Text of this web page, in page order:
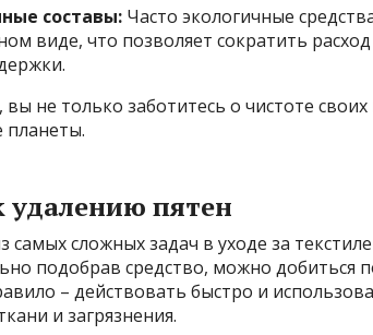
составы: Часто экологичные
виде, что позволяет сократить
вы не только заботитесь о чистоте
планеты.
пятен
самых сложных задач в уходе за
подобрав средство, можно добиться
– действовать быстро и
и загрязнения.